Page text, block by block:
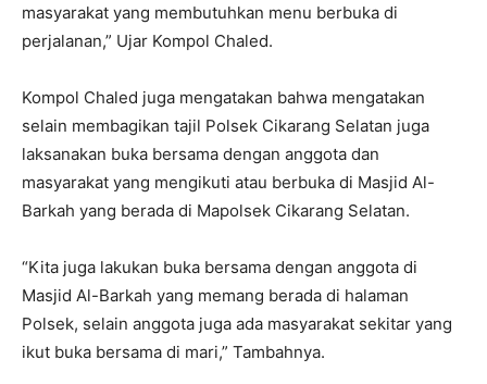
masyarakat yang membutuhkan menu berbuka di
perjalanan,” Ujar Kompol Chaled.
Kompol Chaled juga mengatakan bahwa mengatakan
selain membagikan tajil Polsek Cikarang Selatan juga
laksanakan buka bersama dengan anggota dan
masyarakat yang mengikuti atau berbuka di Masjid Al-
Barkah yang berada di Mapolsek Cikarang Selatan.
“Kita juga lakukan buka bersama dengan anggota di
Masjid Al-Barkah yang memang berada di halaman
Polsek, selain anggota juga ada masyarakat sekitar yang
ikut buka bersama di mari,” Tambahnya.